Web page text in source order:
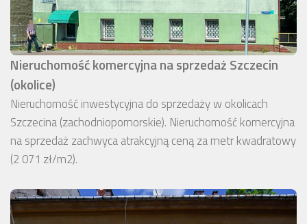
Nieruchomość komercyjna na sprzedaż Szczecin
(okolice)
Nieruchomość inwestycyjna do sprzedaży w okolicach
Szczecina (zachodniopomorskie). Nieruchomość komercyjna
na sprzedaż zachwyca atrakcyjną ceną za metr kwadratowy
(2 071 zł/m2).